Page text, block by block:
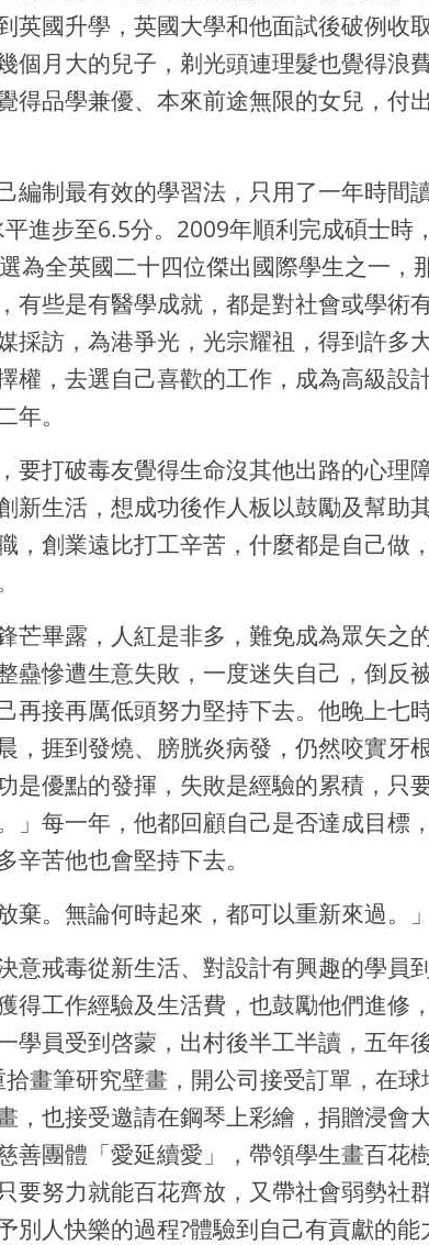
英國升學，英國大學和他面試後破例收
個月大的兒子，剃光頭連理髮也覺得浪
得品學兼優、本來前途無限的女兒，付
編制最有效的學習法，只用了一年時間
進步至6.5分。2009年順利完成碩士時
為全英國二十四位傑出國際學生之一，
有些是有醫學成就，都是對社會或學術
採訪，為港爭光，光宗耀祖，得到許多
權，去選自己喜歡的工作，成為高級設
。
要打破毒友覺得生命沒其他出路的心理
新生活，想成功後作人板以鼓勵及幫助
，創業遠比打工辛苦，什麼都是自己做
芒畢露，人紅是非多，難免成為眾矢之
蠱慘遭生意失敗，一度迷失自己，倒反
再接再厲低頭努力堅持下去。他晚上七
，捱到發燒、膀胱炎病發，仍然咬實牙
是優點的發揮，失敗是經驗的累積，只
」每一年，他都回顧自己是否達成目標
苦他也會堅持下去。
棄。無論何時起來，都可以重新來過。」
意戒毒從新生活、對設計有興趣的學員
得工作經驗及生活費，也鼓勵他們進修
學員受到啓蒙，出村後半工半讀，五年
畫筆研究壁畫，開公司接受訂單，在
，也接受邀請在鋼琴上彩繪，捐贈浸會
善團體「愛延續愛」，帶領學生畫百花
要努力就能百花齊放，又帶社會弱勢社
別人快樂的過程?體驗到自己有貢獻的能